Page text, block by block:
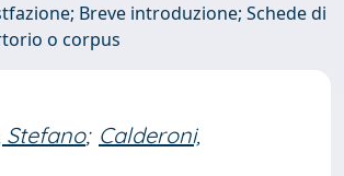
Breve introduzione; Schede di
o corpus
Stefano; Calderoni,